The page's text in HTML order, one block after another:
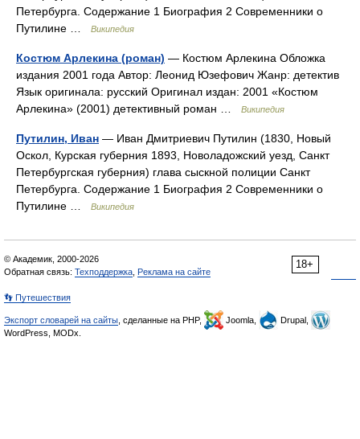
Петербурга. Содержание 1 Биография 2 Современники о
Путилине …
Википедия
Костюм Арлекина (роман) — Костюм Арлекина Обложка
издания 2001 года Автор: Леонид Юзефович Жанр: детектив
Язык оригинала: русский Оригинал издан: 2001 «Костюм
Арлекина» (2001) детективный роман …
Википедия
Путилин, Иван — Иван Дмитриевич Путилин (1830, Новый
Оскол, Курская губерния 1893, Новоладожский уезд, Санкт
Петербургская губерния) глава сыскной полиции Санкт
Петербурга. Содержание 1 Биография 2 Современники о
Путилине …
Википедия
18+
© Академик, 2000-2026
Обратная связь: Техподдержка Реклама на сайте
👣 Путешествия
Экспорт словарей на сайты , сделанные на PHP, Joomla,
Drupal,
WordPress, MODx.